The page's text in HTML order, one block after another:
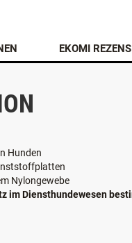
Hunden
Nylongewebe
im Diensthundewesen
EKOMI